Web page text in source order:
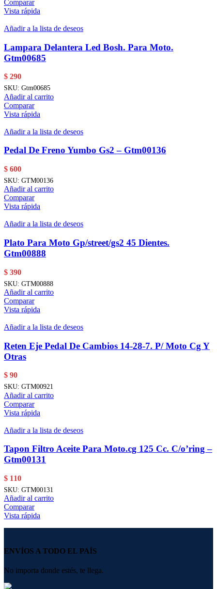
Comparar
Vista rápida
Añadir a la lista de deseos
Lampara Delantera Led Bosh. Para Moto.
Gtm00685
$ 290
SKU: Gtm00685
Añadir al carrito
Comparar
Vista rápida
Añadir a la lista de deseos
Pedal De Freno Yumbo Gs2 – Gtm00136
$ 600
SKU: GTM00136
Añadir al carrito
Comparar
Vista rápida
Añadir a la lista de deseos
Plato Para Moto Gp/street/gs2 45 Dientes.
Gtm00888
$ 390
SKU: GTM00888
Añadir al carrito
Comparar
Vista rápida
Añadir a la lista de deseos
Reten Eje Pedal De Cambios 14-28-7. P/ Moto Cg Y
Otras
$ 90
SKU: GTM00921
Añadir al carrito
Comparar
Vista rápida
Añadir a la lista de deseos
Tapon Filtro Aceite Para Moto.cg 125 Cc. C/o’ring –
Gtm00131
$ 110
SKU: GTM00131
Añadir al carrito
Comparar
Vista rápida
ENVÍOS A TODO EL PAÍS
No importa donde estés, te llega.